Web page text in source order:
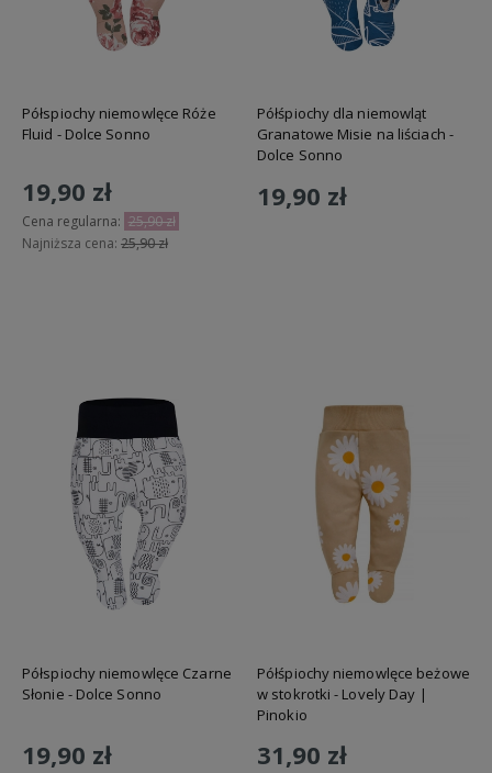
Półspiochy niemowlęce Róże
Fluid - Dolce Sonno
19,90 zł
Cena regularna: 25,90 zł
Najniższa cena: 25,90 zł
Półśpiochy dla niemowląt
Granatowe Misie na liściach -
Dolce Sonno
19,90 zł
Półspiochy niemowlęce Czarne
Słonie - Dolce Sonno
19,90 zł
Półśpiochy niemowlęce beżowe
w stokrotki - Lovely Day |
Pinokio
31,90 zł